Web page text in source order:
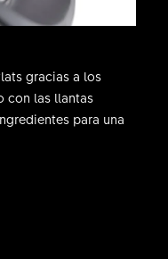
gracias a los
con las llantas
para una